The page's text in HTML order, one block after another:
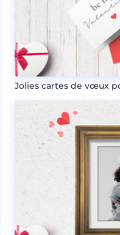
Jolies cartes de vœux